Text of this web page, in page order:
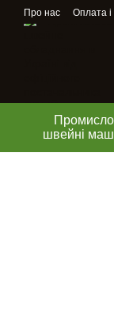
Перейти до
Про нас Оплата і
швейні